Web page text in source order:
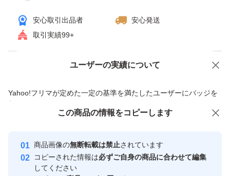
安心取引出品者
安心発送
取引実績99+
ユーザーの実績について
Yahoo!フリマが定めた一定の基準を満たしたユーザーにバッジを
付与しています
安心取引出品者
心・安全なユーザーです
取引実績
価格の相談 商品への質問
この商品の情報をコピーします
商品画像の無断転載は禁止されています
コピーされた情報は必ずご自身の商品に合わせて編集
してください
この商品をみている人にオススメ